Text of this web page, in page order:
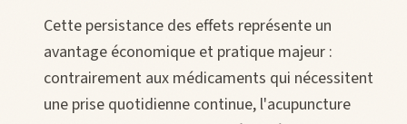
Cette persistance des effets représente un
avantage économique et pratique majeur :
contrairement aux médicaments qui nécessitent
une prise quotidienne continue, l'acupuncture